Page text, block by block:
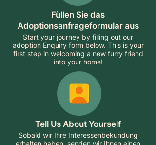
Füllen Sie das
Adoptionsanfrageformular aus
Start your journey by filling out our
adoption Enquiry form below. This is your
first step in welcoming a new furry friend
into your home!
Tell Us About Yourself
Sobald wir Ihre Interessenbekundung
erhalten haben, senden wir Ihnen einen